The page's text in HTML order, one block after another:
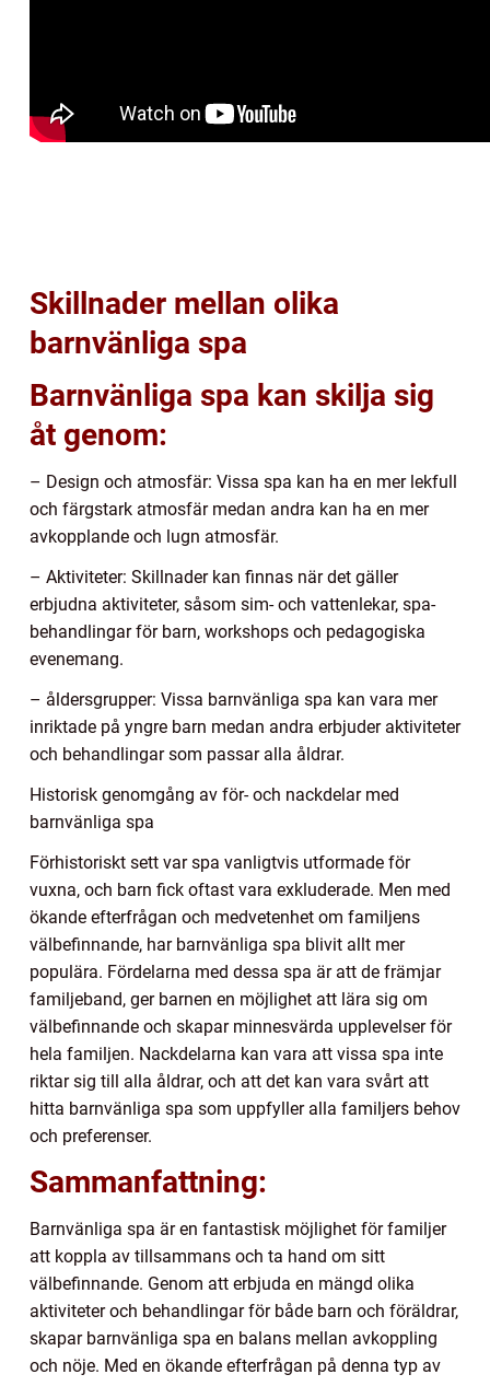
Skillnader mellan olika
barnvänliga spa
Barnvänliga spa kan skilja sig
åt genom:
– Design och atmosfär: Vissa spa kan ha en mer lekfull
och färgstark atmosfär medan andra kan ha en mer
avkopplande och lugn atmosfär.
– Aktiviteter: Skillnader kan finnas när det gäller
erbjudna aktiviteter, såsom sim- och vattenlekar, spa-
behandlingar för barn, workshops och pedagogiska
evenemang.
– åldersgrupper: Vissa barnvänliga spa kan vara mer
inriktade på yngre barn medan andra erbjuder aktiviteter
och behandlingar som passar alla åldrar.
Historisk genomgång av för- och nackdelar med
barnvänliga spa
Förhistoriskt sett var spa vanligtvis utformade för
vuxna, och barn fick oftast vara exkluderade. Men med
ökande efterfrågan och medvetenhet om familjens
välbefinnande, har barnvänliga spa blivit allt mer
populära. Fördelarna med dessa spa är att de främjar
familjeband, ger barnen en möjlighet att lära sig om
välbefinnande och skapar minnesvärda upplevelser för
hela familjen. Nackdelarna kan vara att vissa spa inte
riktar sig till alla åldrar, och att det kan vara svårt att
hitta barnvänliga spa som uppfyller alla familjers behov
och preferenser.
Sammanfattning:
Barnvänliga spa är en fantastisk möjlighet för familjer
att koppla av tillsammans och ta hand om sitt
välbefinnande. Genom att erbjuda en mängd olika
aktiviteter och behandlingar för både barn och föräldrar,
skapar barnvänliga spa en balans mellan avkoppling
och nöje. Med en ökande efterfrågan på denna typ av